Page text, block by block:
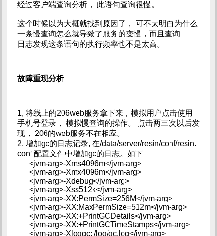
经过客户端查询分析， 此语句查询很慢。
这个时候以为大概就找到原因了， 可不太明白为什么
一条慢查询怎么就导致了服务的变慢，而且查询
日志发现这条语句的执行频率也不是太高。
故障重现分析
1, 将线上的206web服务拿下来，模拟用户点击使用
手机号登录， 模拟慢查询的操作。 点击两三次以后发
现， 206的web服务不在相应。
2, 增加gc的日志记录, 在/data/server/resin/conf/resin.
conf 配置文件中增加gc的日志。如下
<jvm-arg>-Xms4096m</jvm-arg>
<jvm-arg>-Xmx4096m</jvm-arg>
<jvm-arg>-Xdebug</jvm-arg>
<jvm-arg>-Xss512k</jvm-arg>
<jvm-arg>-XX:PermSize=256M</jvm-arg>
<jvm-arg>-XX:MaxPermSize=512m</jvm-arg>
<jvm-arg>-XX:+PrintGCDetails</jvm-arg>
<jvm-arg>-XX:+PrintGCTimeStamps</jvm-arg>
<jvm-arg>-Xloggc:./log/gc.log</jvm-arg>